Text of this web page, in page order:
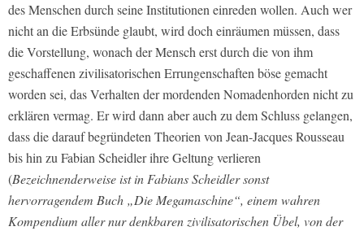
des Menschen durch seine Institutionen einreden wollen. Auch wer
nicht an die Erbsünde glaubt, wird doch einräumen müssen, dass
die Vorstellung, wonach der Mensch erst durch die von ihm
geschaffenen zivilisatorischen Errungenschaften böse gemacht
worden sei, das Verhalten der mordenden Nomadenhorden nicht zu
erklären vermag. Er wird dann aber auch zu dem Schluss gelangen,
dass die darauf begründeten Theorien von Jean-Jacques Rousseau
bis hin zu Fabian Scheidler ihre Geltung verlieren
(Bezeichnenderweise ist in Fabians Scheidler sonst
hervorragendem Buch „Die Megamaschine“, einem wahren
Kompendium aller nur denkbaren zivilisatorischen Übel, von der